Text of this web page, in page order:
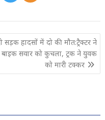
सड़क हादसों में दो की मौत:ट्रैक्टर ने
बाइक सवार को कुचला, ट्रक ने युवक
को मारी टक्कर